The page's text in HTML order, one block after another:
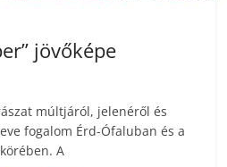
jövőképe
múltjáról, jelenéről és
fogalom Érd-Ófaluban és a
A